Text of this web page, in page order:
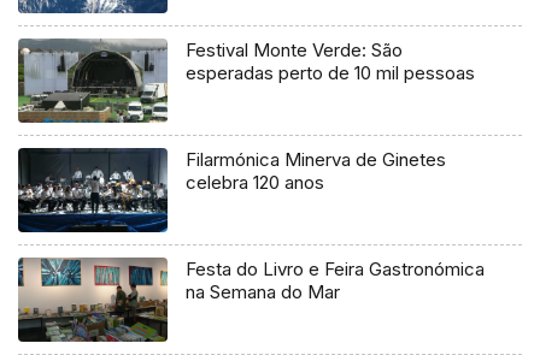
Festival Monte Verde: São
esperadas perto de 10 mil pessoas
Filarmónica Minerva de Ginetes
celebra 120 anos
Festa do Livro e Feira Gastronómica
na Semana do Mar